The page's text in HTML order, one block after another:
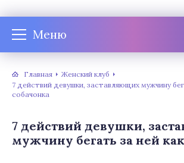
Меню
Главная
Женский клуб
7 действий девушки, заставляющих мужчину
собачонка
7 действий девушки,
мужчину бегать за ней